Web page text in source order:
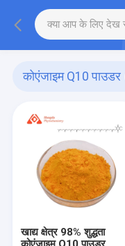
कोएंजाइम Q10 पाउडर
खाद्य क्षेत्र 98% शुद्धता